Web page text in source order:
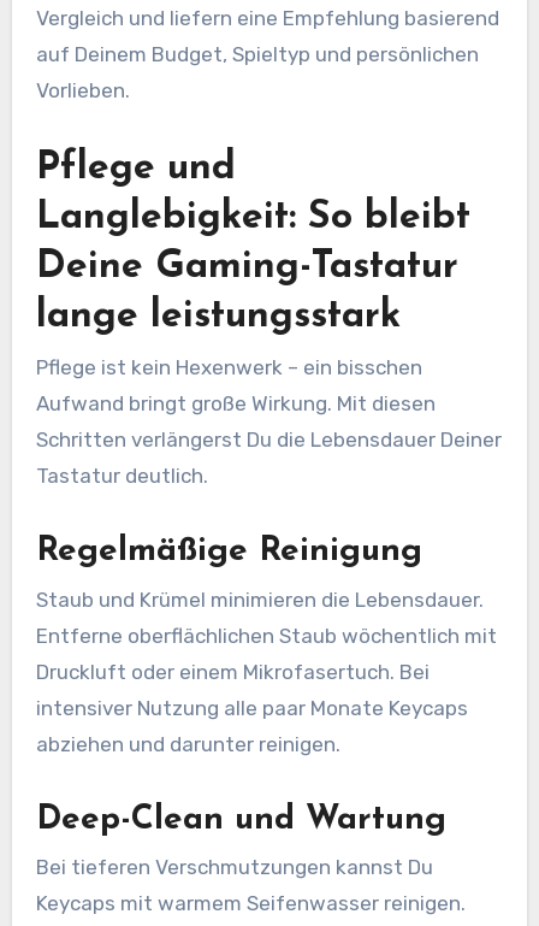
Vergleich und liefern eine Empfehlung basierend
auf Deinem Budget, Spieltyp und persönlichen
Vorlieben.
Pflege und
Langlebigkeit: So bleibt
Deine Gaming-Tastatur
lange leistungsstark
Pflege ist kein Hexenwerk – ein bisschen
Aufwand bringt große Wirkung. Mit diesen
Schritten verlängerst Du die Lebensdauer Deiner
Tastatur deutlich.
Regelmäßige Reinigung
Staub und Krümel minimieren die Lebensdauer.
Entferne oberflächlichen Staub wöchentlich mit
Druckluft oder einem Mikrofasertuch. Bei
intensiver Nutzung alle paar Monate Keycaps
abziehen und darunter reinigen.
Deep-Clean und Wartung
Bei tieferen Verschmutzungen kannst Du
Keycaps mit warmem Seifenwasser reinigen.